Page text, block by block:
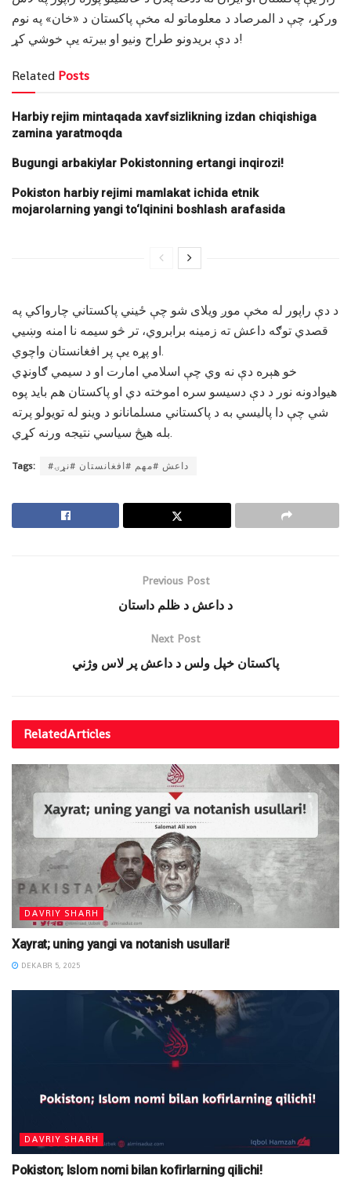
ورکړ، چې د المرصاد د معلوماتو له مخې پاکستان د «خان» په نوم
د دې بريدونو طراح ونيو او بيرته يې خوشي کړ!
Related Posts
Harbiy rejim mintaqada xavfsizlikning izdan chiqishiga
zamina yaratmoqda
Bugungi arbakiylar Pokistonning ertangi inqirozi!
Pokiston harbiy rejimi mamlakat ichida etnik
mojarolarning yangi to‘lqinini boshlash arafasida
د دې راپور له مخې موږ ويلای شو چې ځيني پاکستاني چارواکي په
قصدي توګه داعش ته زمينه برابروي، تر څو سيمه نا امنه وښيي
او پړه يې پر افغانستان واچوي.
خو هېره دې نه وي چې اسلامي امارت او د سيمي ګاونډي
هيوادونه نور د دې دسيسو سره اموخته دي او پاکستان هم باید پوه
شي چې دا پالیسي به د پاکستاني مسلمانانو د وينو له تويولو پرته
بله هيڅ سياسي نتيجه ورنه کړي.
Tags: #داعش #مهم #افغانستان #نړۍ
Previous Post
د داعش د ظلم داستان
Next Post
پاکستان خپل ولس د داعش پر لاس وژني
RelatedArticles
DAVRIY SHARH
Xayrat; uning yangi va notanish usullari!
DEKABR 5, 2025
DAVRIY SHARH
Pokiston; Islom nomi bilan kofirlarning qilichi!